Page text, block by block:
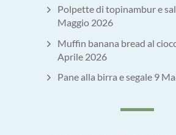
Polpette di topinambur e
Maggio 2026
Muffin banana bread al
Aprile 2026
Pane alla birra e segale 9